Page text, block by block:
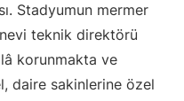
Stadyumun mermer
teknik direktörü
korunmakta ve
daire sakinlerine özel